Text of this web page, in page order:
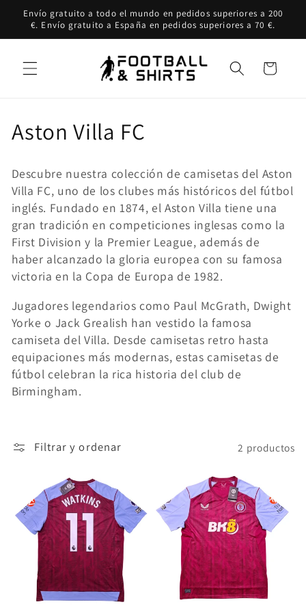
directamente
al contenido
Envío gratuito a todo el mundo en pedidos superiores a 200
€. Envío gratuito a España en pedidos superiores a 70 €.
Carrito
C
l
e
c
c
i
ó
n
:
Aston Villa FC
Descubre nuestra colección de camisetas del Aston
Villa FC, uno de los clubes más históricos del fútbol
inglés. Fundado en 1874, el Aston Villa tiene una
gran tradición en competiciones inglesas como la
First Division y la Premier League, además de
haber alcanzado la gloria europea con su famosa
victoria en la Copa de Europa de 1982.
Jugadores legendarios como Paul McGrath, Dwight
Yorke o Jack Grealish han vestido la famosa
camiseta del Villa. Desde camisetas retro hasta
equipaciones más modernas, estas camisetas de
fútbol celebran la rica historia del club de
Birmingham.
Filtrar y ordenar 2 productos